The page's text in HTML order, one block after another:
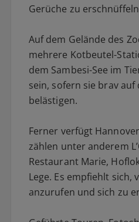
Gerüche zu
Auf dem Gelände des
mehrere Kotbeutel-
dem Sambesi-See im
sein, sofern sie brav
belästigen.
Ferner verfügt
zählen unter anderem
Restaurant Marie,
Lege. Es empfiehlt
anzurufen und sich zu